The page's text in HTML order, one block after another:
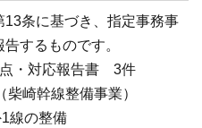
条に基づき、指定事務事
するものです。
・対応報告書 3件
崎幹線整備事業）
線の整備